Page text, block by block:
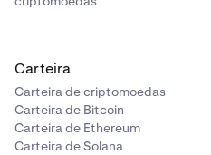
Carteira
Carteira de criptomoedas
Carteira de Bitcoin
Carteira de Ethereum
Carteira de Solana